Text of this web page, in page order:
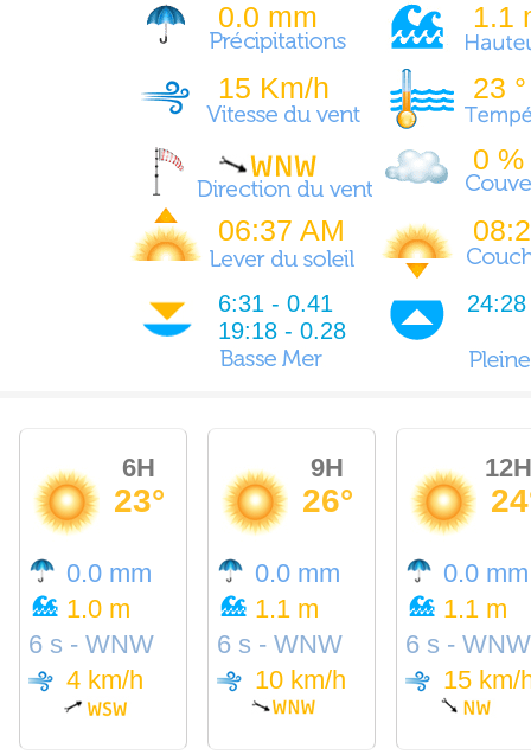
0.0 mm 1.1
15 Km/h 23 °
0 %
06:37 AM
6:31 - 0.41
19:18 - 0.28
6H
23°
0.0 mm
1.0 m
6 s - WNW
4 km/h
9H
26°
0.0 mm
1.1 m
6 s - WNW
10 km/h
12H
0.0 mm
1.1 m
6 s - WNW
15 km/